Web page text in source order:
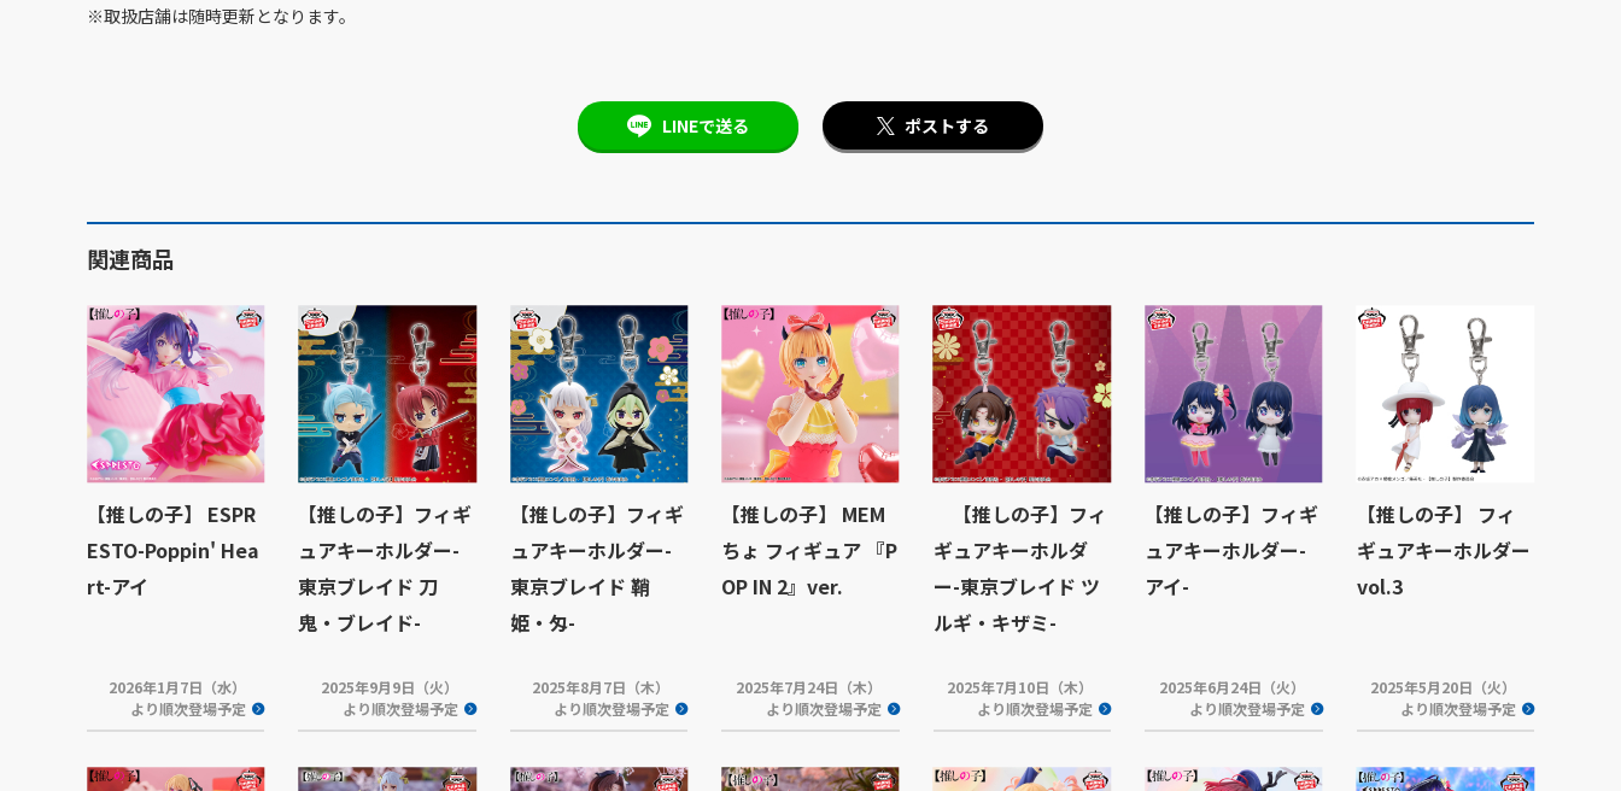
※取扱店舗は随時更新となります。
LINEで送る ポストする
関連商品
【推しの子】 ESPR
ESTO-Poppin' Hea
rt-アイ
2026年1月7日（水）
より順次登場予定
【推しの子】フィギ
ュアキーホルダー-
東京ブレイド 刀
鬼・ブレイド-
2025年9月9日（火）
より順次登場予定
【推しの子】フィギ
ュアキーホルダー-
東京ブレイド 鞘
姫・匁-
2025年8月7日（木）
より順次登場予定
【推しの子】 MEM
ちょ フィギュア 『P
OP IN 2』ver.
2025年7月24日（木）
より順次登場予定
【推しの子】フィ
ギュアキーホルダ
ー-東京ブレイド ツ
ルギ・キザミ-
2025年7月10日（木）
より順次登場予定
【推しの子】フィギ
ュアキーホルダー-
アイ-
2025年6月24日（火）
より順次登場予定
【推しの子】 フィ
ギュアキーホルダー
vol.3
2025年5月20日（火）
より順次登場予定